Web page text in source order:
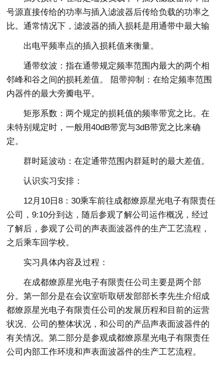
号源直接传给的功率与插入滤波器后传给负载的功率之
比。通常情况下，滤波器的插入损耗是用通带中最大输
出电平频率点的插入损耗值来衡量。
通带纹波：指在通带规定频率范围内最大的两个相
邻峰和谷之间的损耗差值。 阻带抑制：在给定频率范围
内器件的最大旁瓣电平。
矩形系数：两个规定的损耗值的频率带宽之比。在
未特别规定时，一般用40dB带宽与3dB带宽之比来确
定。
群时延波动：在定通带范围内群延时的最大差值。
认识实习安排：
12月10日8：30乘车前往成都燎原星光电子有限责任
公司，9:10分到达，随后参观了解公司运作概况，经过
了解后，参观了公司的声表面波器件的生产工艺流程，
之后乘车回学校。
实习具体内容及过程：
在成都燎原星光电子有限责任公司主要是两个部
分。第一部分是在会议室听取研发部部长李先生介绍成
都燎原星光电子有限责任公司的发展历程和目前的运营
状况、公司的整体状况，和公司的产品声表面波器件的
有关情况。第二部分是参观成都燎原星光电子有限责任
公司内部工作环境和声表面波器件的生产工艺流程。